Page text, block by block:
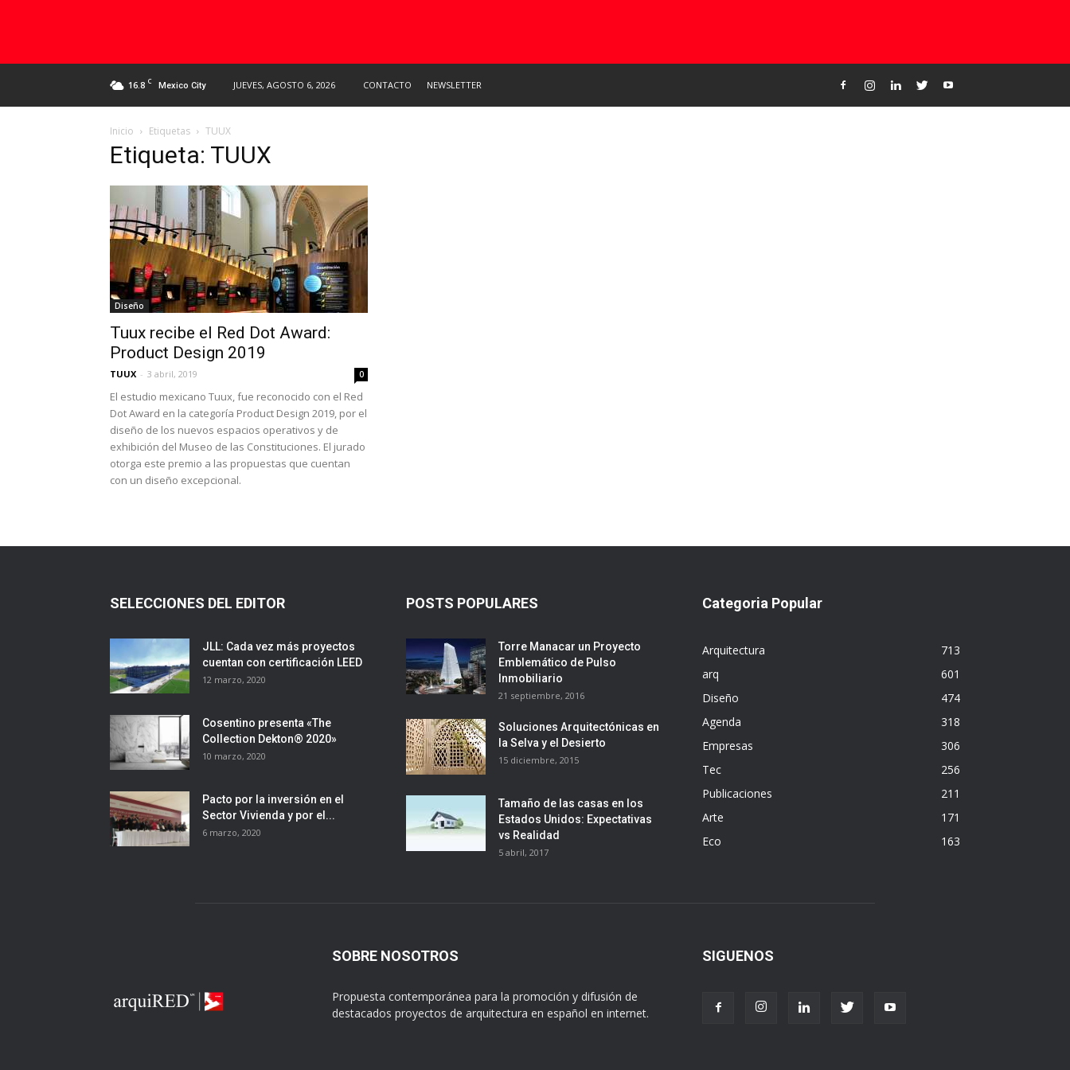
16.8 C Mexico City JUEVES, AGOSTO 6, 2026 CONTACTO NEWSLETTER
Inicio Etiquetas TUUX
Etiqueta: TUUX
Diseño
Tuux recibe el Red Dot Award:
Product Design 2019
TUUX - 3 abril, 2019 0
El estudio mexicano Tuux, fue reconocido con el Red
Dot Award en la categoría Product Design 2019, por el
diseño de los nuevos espacios operativos y de
exhibición del Museo de las Constituciones. El jurado
otorga este premio a las propuestas que cuentan
con un diseño excepcional.
SELECCIONES DEL EDITOR
JLL: Cada vez más proyectos
cuentan con certificación LEED
12 marzo, 2020
Cosentino presenta «The
Collection Dekton® 2020»
10 marzo, 2020
Pacto por la inversión en el
Sector Vivienda y por el...
6 marzo, 2020
POSTS POPULARES
Torre Manacar un Proyecto
Emblemático de Pulso
Inmobiliario
21 septiembre, 2016
Soluciones Arquitectónicas en
la Selva y el Desierto
15 diciembre, 2015
Tamaño de las casas en los
Estados Unidos: Expectativas
vs Realidad
5 abril, 2017
Categoria Popular
Arquitectura
713
arq
601
Diseño
474
Agenda
318
Empresas
306
Tec
256
Publicaciones
211
Arte
171
Eco
163
SOBRE NOSOTROS
Propuesta contemporánea para la promoción y difusión de
destacados proyectos de arquitectura en español en internet.
SIGUENOS